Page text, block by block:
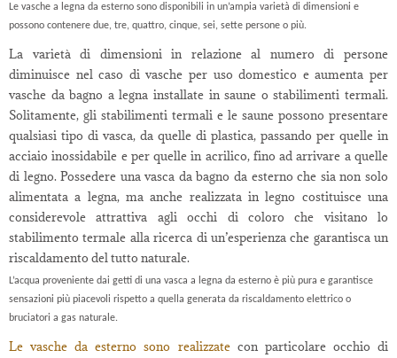
Le vasche a legna da esterno sono disponibili in un’ampia varietà di dimensioni e
possono contenere due, tre, quattro, cinque, sei, sette persone o più.
La varietà di dimensioni in relazione al numero di persone
diminuisce nel caso di vasche per uso domestico e aumenta per
vasche da bagno a legna installate in saune o stabilimenti termali.
Solitamente, gli stabilimenti termali e le saune possono presentare
qualsiasi tipo di vasca, da quelle di plastica, passando per quelle in
acciaio inossidabile e per quelle in acrilico, fino ad arrivare a quelle
di legno. Possedere una vasca da bagno da esterno che sia non solo
alimentata a legna, ma anche realizzata in legno costituisce una
considerevole attrattiva agli occhi di coloro che visitano lo
stabilimento termale alla ricerca di un’esperienza che garantisca un
riscaldamento del tutto naturale.
L’acqua proveniente dai getti di una vasca a legna da esterno è più pura e garantisce
sensazioni più piacevoli rispetto a quella generata da riscaldamento elettrico o
bruciatori a gas naturale.
Le vasche da esterno sono realizzatecon particolare occhio di